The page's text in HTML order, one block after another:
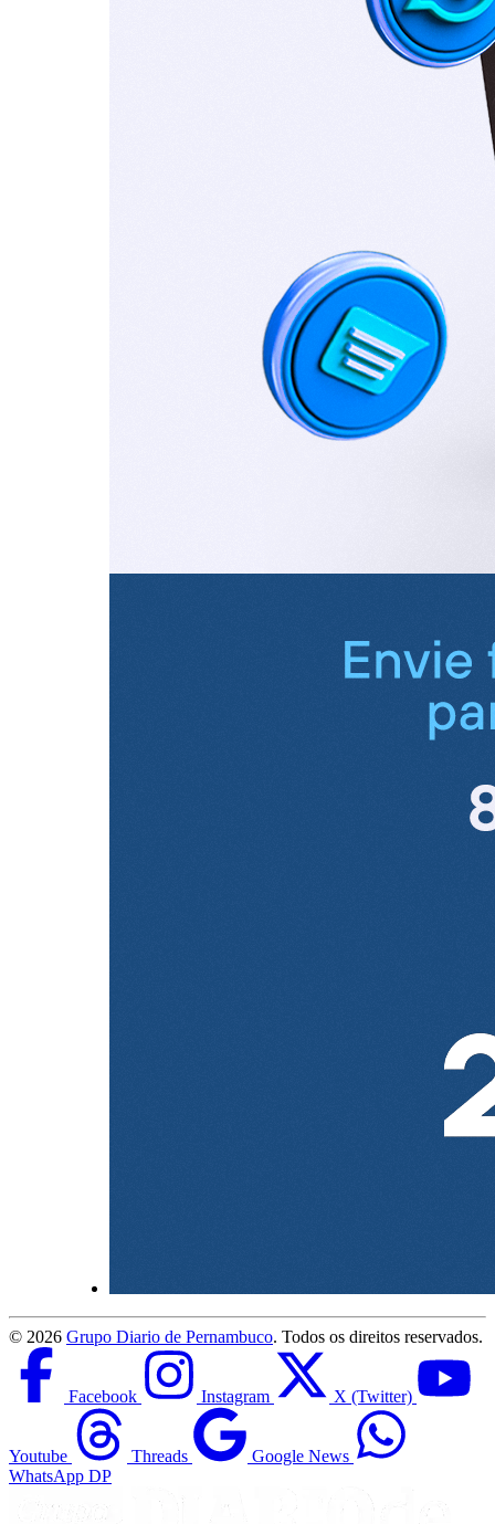
© 2026 Grupo Diario de Pernambuco. Todos os direitos reservados.
Facebook Instagram X (Twitter)
Youtube Threads
Google News
WhatsApp DP